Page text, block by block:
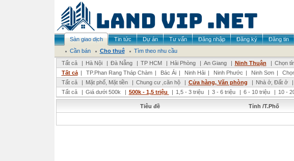
Sàn giao dịch Tin tức Dự án Tư vấn Đăng nhập Đăng ký
Đăng tin
Cần bán
Cho thuê
Tìm theo nhu cầu
Tất cả
| Hà Nội | Đà Nẵng | TP HCM | Hải Phòng | An Giang | Ninh Thuận | Chọn
Tất cả | TP.Phan Rang Tháp Chàm | Bác Ái | Ninh Hải | Ninh Phước | Ninh Sơn |
Tất cả
| Mặt phố, Mặt tiền | Chung cư ,căn hộ | Cửa hàng, Văn phòng | Nhà ở, Đất ở |
Tất cả
| Giá dưới 500k | 500k - 1,5 triệu | 1,5 - 3 triệu | 3 - 6 triệu | 6 - 10 triệu | 10 -
Tiêu đề Tỉnh /T.Phố